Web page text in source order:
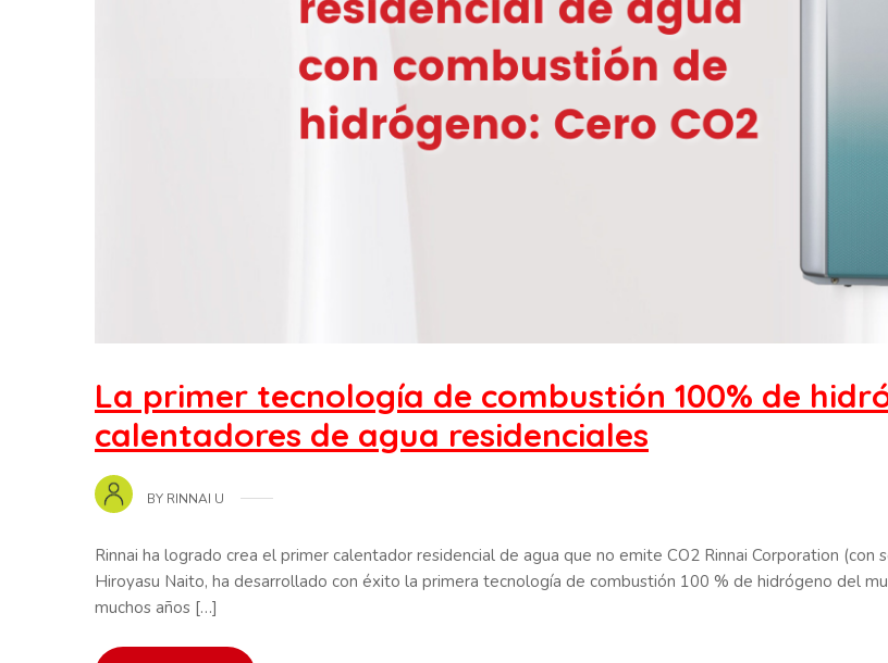
La primer tecnología de combustión 100% de
calentadores de agua residenciales
BY RINNAI U
Rinnai ha logrado crea el primer calentador residencial de agua que no emite CO2 Rinnai Corporation
Hiroyasu Naito, ha desarrollado con éxito la primera tecnología de combustión 100 % de hidrógeno del
muchos años […]